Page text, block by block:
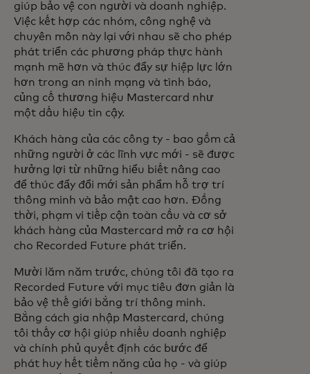
giúp bảo vệ con người và doanh nghiệp.
Việc kết hợp các nhóm, công nghệ và
chuyên môn này lại với nhau sẽ cho phép
phát triển các phương pháp thực hành
mạnh mẽ hơn và thúc đẩy sự hiệp lực lớn
hơn trong an ninh mạng và tình báo,
củng cố thương hiệu Mastercard như
một dấu hiệu tin cậy.
Khách hàng của các công ty - bao gồm cả
những người ở các lĩnh vực mới - sẽ được
hưởng lợi từ những hiểu biết nâng cao
để thúc đẩy đổi mới sản phẩm hỗ trợ trí
thông minh và bảo mật cao hơn. Đồng
thời, phạm vi tiếp cận toàn cầu và cơ sở
khách hàng của Mastercard mở ra cơ hội
cho Recorded Future phát triển.
Mười lăm năm trước, chúng tôi đã tạo ra
Recorded Future với mục tiêu đơn giản là
bảo vệ thế giới bằng trí thông minh.
Bằng cách gia nhập Mastercard, chúng
tôi thấy cơ hội giúp nhiều doanh nghiệp
và chính phủ quyết định các bước để
phát huy hết tiềm năng của họ - và giúp